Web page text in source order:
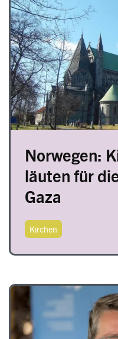
Norwegen:
läuten für
Gaza
Kirchen
Image